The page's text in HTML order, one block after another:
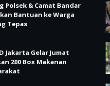
Polsek & Camat Bandar
Bantuan ke Warga
Tepas
Jakarta Gelar Jumat
200 Box Makanan